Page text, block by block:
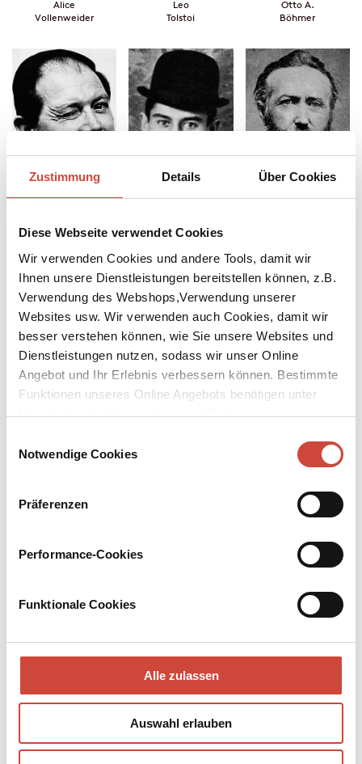
Zustimmung Details Über Cookies
Diese Webseite verwendet Cookies
Wir verwenden Cookies und andere Tools, damit wir
Ihnen unsere Dienstleistungen bereitstellen können, z.B.
Verwendung des Webshops,Verwendung unserer
Websites usw. Wir verwenden auch Cookies, damit wir
besser verstehen können, wie Sie unsere Websites und
Dienstleistungen nutzen, sodass wir unser Online
Angebot und Ihr Erlebnis verbessern können. Bestimmte
Funktionen unseres Online Angebots benötigen unter
Umständen die Verwendung von Cookies von
Notwendige Cookies
Präferenzen
Performance-Cookies
Funktionale Cookies
Alle zulassen
Auswahl erlauben
Alice
Vollenweider
Leo
Tolstoi
Otto A.
Böhmer
Ronald
Franz
Theodor
Peter
Bram
Stoker
Michael
Roscoe
Kara